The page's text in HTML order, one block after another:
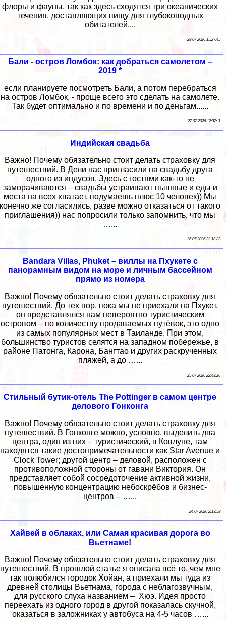
флоры и фауны, так как здесь сходятся три океанических
течения, доставляющих пищу для глубоководных
обитателей....
28 07 2026 15:27:45
Бали - остров Ломбок: как добраться самолетом –
2019 *
если планируете посмотреть Бали, а потом перебраться
на остров Ломбок, - проще всего это сделать на самолете.
Так будет оптимально и по времени и по деньгам......
27 07 2026 12:37:11
Индийская свадьба
Важно! Почему обязательно стоит делать страховку для
путешествий. В Дели нас пригласили на свадьбу друга
одного из индусов. Здесь с гостями как-то не
заморачиваются – свадьбы устраивают пышные и еды и
места на всех хватает, подумаешь плюс 10 человек)) Мы
конечно же согласились, разве можно отказаться от такого
приглашения)) нас попросили только запомнить, что мы
…...
26 07 2026 22:13:32
Bandara Villas, Phuket – виллы на Пхукете с
панорамным видом на море и личным бассейном
прямо из номера
Важно! Почему обязательно стоит делать страховку для
путешествий. До тех пор, пока мы не приехали на Пхукет,
он представлялся нам невероятно туристическим
островом – по количеству продаваемых путёвок, это одно
из самых популярных мест в Таиланде. При этом,
большинство туристов селятся на западном побережье, в
районе Патонга, Карона, Бангтао и других раскрученных
пляжей, а до …...
25 07 2026 22:49:26
Стильный бутик-отель The Pottinger в самом центре
делового Гонконга
Важно! Почему обязательно стоит делать страховку для
путешествий. В Гонконге можно, условно, выделить два
центра, один из них – туристический, в Ковлуне, там
находятся такие достопримечательности как Star Avenue и
Clock Tower; другой центр – деловой, расположен с
противоположной стороны от гавани Виктория. Он
представляет собой сосредоточение активной жизни,
повышенную концентрацию небоскрёбов и бизнес-
центров – …...
24 07 2026 2:13:58
Хайвей в облаках, или Самая красивая дорога во
Вьетнаме!
Важно! Почему обязательно стоит делать страховку для
путешествий. В прошлой статье я описала всё то, чем мне
так полюбился городок Хойан, а приехали мы туда из
древней столицы Вьетнама, города с неблагозвучным,
для русского слуха названием – Хюэ. Идея просто
переехать из одного город в другой показалась скучной,
оказаться в заложниках у автобуса на 4-5 часов …...